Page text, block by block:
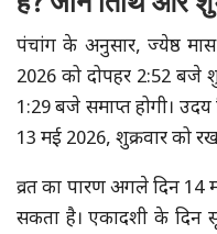
पंचांग के अनुसार, ज्येष्ठ
2026 को दोपहर 2:52 बजे
1:29 बजे समाप्त होगी।
13 मई 2026, शुक्रवार को
व्रत का पारण अगले दिन
सकता है। एकादशी के दिन